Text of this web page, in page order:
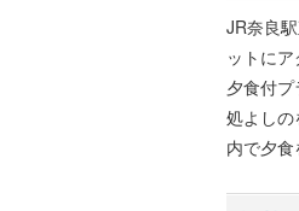
JR奈良
ットに
夕食付
処よし
内で夕